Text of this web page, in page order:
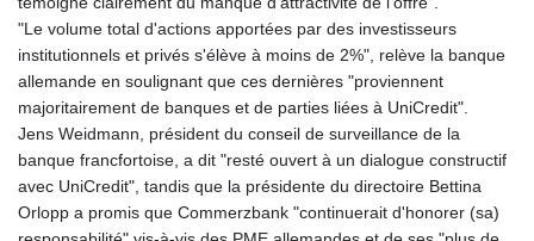
KHR 4681.941823
KMF 492.514185
KRW 1627.712241
KWD 0.356853
KYD 0.960588
KZT 540.233287
LAK 26025.676609
LBP
103223.017367
"Le volume total d'actions apportées par des investisseurs
institutionnels et privés s'élève à moins de 2%", relève la banque
allemande en soulignant que ces dernières "proviennent
majoritairement de banques et de parties liées à UniCredit".
Jens Weidmann, président du conseil de surveillance de la
banque francfortoise, a dit "resté ouvert à un dialogue constructif
avec UniCredit", tandis que la présidente du directoire Bettina
Orlopp a promis que Commerzbank "continuerait d'honorer (sa)